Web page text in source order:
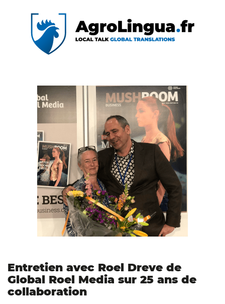
Entretien avec Roel Dreve de
Global Roel Media sur 25 ans de
collaboration